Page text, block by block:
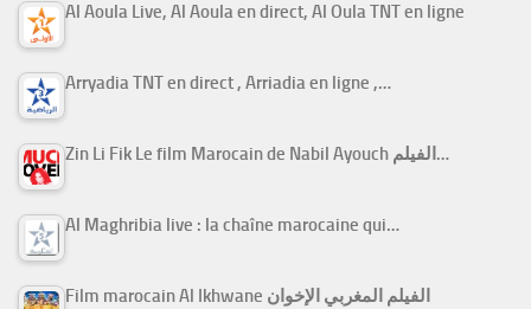
Al Aoula Live, Al Aoula en direct, Al Oula TNT en ligne
Arryadia TNT en direct , Arriadia en ligne ,…
Zin Li Fik Le film Marocain de Nabil Ayouch الفيلم…
Al Maghribia live : la chaîne marocaine qui…
Film marocain Al Ikhwane الفيلم المغربي الإخوان